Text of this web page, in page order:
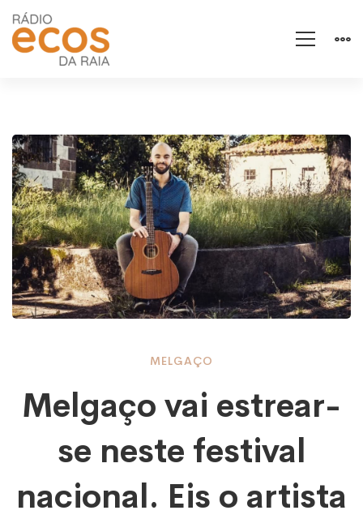
Melgaço
vai
estrear-
MELGAÇO
Melgaço vai estrear-
se neste festival
nacional. Eis o artista